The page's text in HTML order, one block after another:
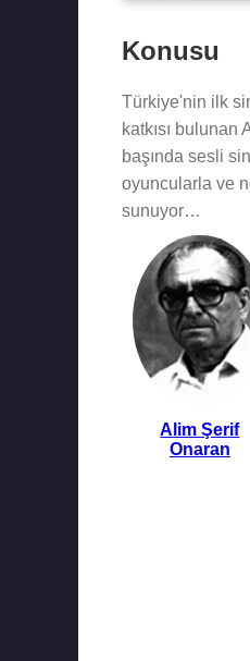
Konusu
Türkiye'nin ilk
katkısı bulunan
başında sesli
oyuncularla ve
sunuyor…
Alim Şerif
Onaran